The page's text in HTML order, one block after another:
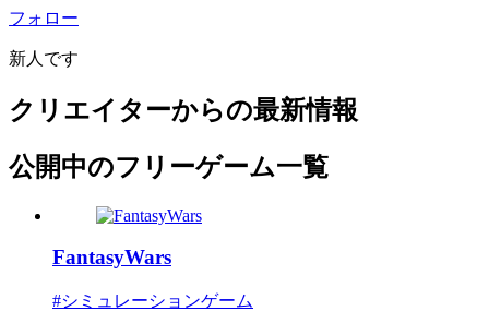
フォロー
新人です
クリエイターからの最新情報
公開中のフリーゲーム一覧
FantasyWars
#シミュレーションゲーム